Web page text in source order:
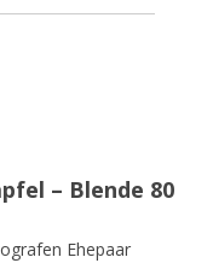
– Blende 80
Ehepaar